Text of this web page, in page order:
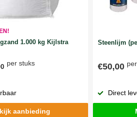
1.000 kg Kijlstra
per stuks
aanbieding
Steenlijm
€50,00
Direct